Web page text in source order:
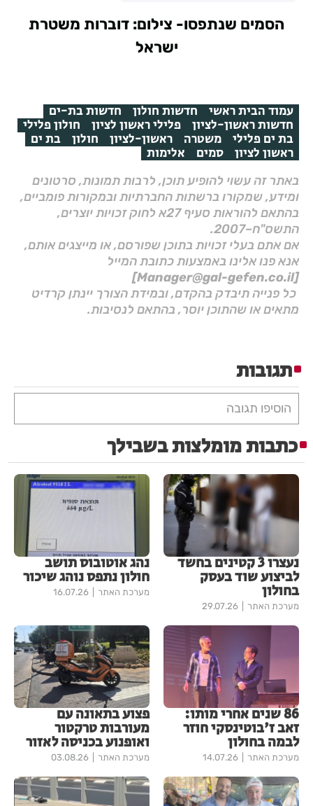
הסמים שנתפסו- צילום: דוברות משטרת
ישראל
עמוד הבית ראשי חדשות חולון חדשות בת-ים
חדשות ראשון-לציון פלילי ראשון לציון חולון פלילי
בת ים פלילי משטרה ראשון-לציון חולון בת ים
ראשון לציון סמים אלימות
באתר זה עשוי להופיע תוכן, לרבות תמונות, סרטונים
ומידע, שמקורו ברשתות החברתיות ובמקורות פומביים,
בהתאם להוראות סעיף 27א לחוק זכויות יוצרים,
התשס"ח–2007.
אם אתם בעלי זכויות בתוכן שפורסם, או מייצגים אותם,
אנא פנו אלינו באמצעות כתובת המייל
[Manager@gal-gefen.co.il]
כל פנייה תיבדק בהקדם, ובמידת הצורך יינתן קרדיט
מתאים או שהתוכן יוסר, בהתאם לנסיבות.
תגובות
הוסיפו תגובה
כתבות מומלצות בשבילך
נעצרו 3 קטינים בחשד
לביצוע שוד בעסק
בחולון
מערכת האתר 29.07.26
נהג אוטובוס תושב
חולון נתפס נוהג שיכור
מערכת האתר 16.07.26
86 שנים אחרי מותו:
זאב ז'בוטינסקי חוזר
לבמה בחולון
מערכת האתר 14.07.26
פצוע בתאונה עם
מעורבות טרקטור
ואופנוע בכניסה לאזור
מערכת האתר 03.08.26